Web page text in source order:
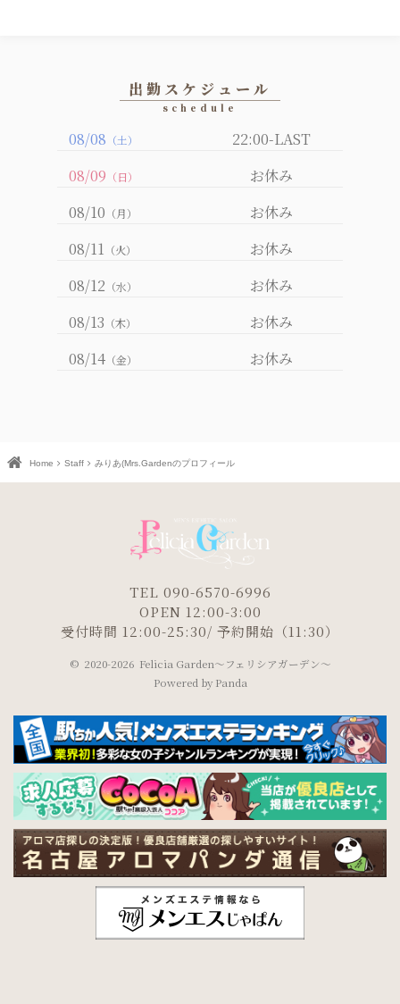
出勤スケジュール
08/08 （土）
22:00-LAST
08/09 （日）
お休み
08/10 （月）
お休み
08/11 （火）
お休み
08/12 （水）
お休み
08/13 （木）
お休み
08/14（金） お休み
Home Staff みりあ(Mrs.Gardenのプロフィール
TEL 090-6570-6996
OPEN 12:00-3:00
受付時間 12:00-25:30/ 予約開始（11:30）
© 2020-2026 Felicia Garden～フェリシアガーデン～
Powered by Panda